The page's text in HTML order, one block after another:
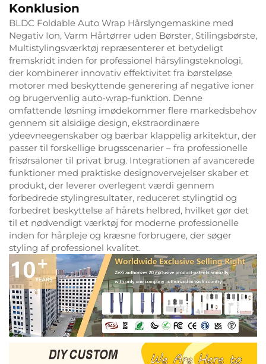
Konklusion
BLDC Foldable Auto Wrap Hårslyngemaskine med
Negativ Ion, Varm Hårtørrer uden Børster, Stilingsbørste,
Multistylingsværktøj repræsenterer et betydeligt
fremskridt inden for professionel hårsylingsteknologi,
der kombinerer innovativ effektivitet fra børsteløse
motorer med beskyttende generering af negative ioner
og brugervenlig auto-wrap-funktion. Denne
omfattende løsning imødekommer flere markedsbehov
gennem sit alsidige design, ekstraordinære
ydeevneegenskaber og bærbar klappelig arkitektur, der
passer til forskellige brugsscenarier – fra professionelle
frisørsaloner til privat brug. Integrationen af avancerede
funktioner med praktiske designovervejelser skaber et
produkt, der leverer overlegent værdi gennem
forbedrede stylingresultater, reduceret stylingtid og
forbedret beskyttelse af hårets helbred, hvilket gør det
til et nødvendigt værktøj for moderne professionelle
inden for hårpleje og kræsne forbrugere, der søger
styling af professionel kvalitet.